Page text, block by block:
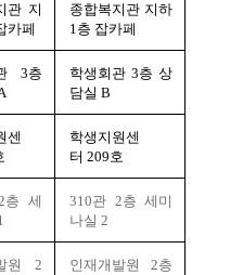
관 지
카페
종합복지관 지하
1층 잡카페
3층
학생회관 3층 상
담실 B
센
학생지원센
터 209호
층 세
310관 2층 세미
나실 2
원 2
인재개발원 2층